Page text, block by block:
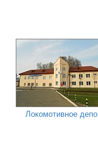
Локомотивное депо